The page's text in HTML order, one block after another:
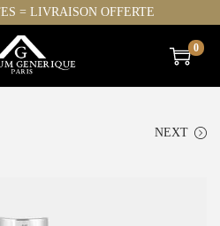
= LIVRAISON OFFERTE
0
NEXT